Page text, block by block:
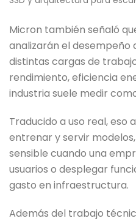
Micron también señaló
analizarán el desempeño
distintas cargas de
rendimiento, eficiencia
industria suele medir
Traducido a uso real, eso
entrenar y servir
sensible cuando una
usuarios o desplegar
gasto en infraestructura.
Además del trabajo